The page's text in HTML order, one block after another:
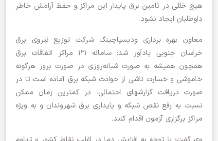
هیچ خللی در تامین برق پایدار این مراکز و حفظ آرامش خاطر
داوطلبان ایجاد نشود.
معاون بهره برداری ودیسپاچینگ شرکت توزیع نیروی برق
خراسان جنوبی یادآور شد: سامانه ١٢١ مراکز اتفاقات برق
همچون همیشه به صورت شبانه‌روزی در صورت بروز هرگونه
خاموشی و خسارت ناشی از حوادث شبکه برق آماده‌ است تا در
صورت دریافت گزارشهای احتمالی، در کمترین زمان ممکن
نسبت به رفع نقص شبکه و پایداری برق شهروندان و به ویژه
مراکز برگزاری آزمون اقدام کنند.